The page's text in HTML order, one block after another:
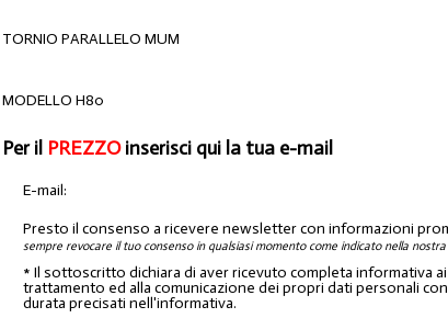
TORNIO PARALLELO MUM
MODELLO H80
Per il PREZZOinserisci qui la tua e-mail
E-mail:
Presto il consenso a ricevere newsletter con informazioni
sempre revocare il tuo consenso in qualsiasi momento come indicato nella
* Il sottoscritto dichiara di aver ricevuto completa informativa
trattamento ed alla comunicazione dei propri dati personali
durata precisati nell'informativa.